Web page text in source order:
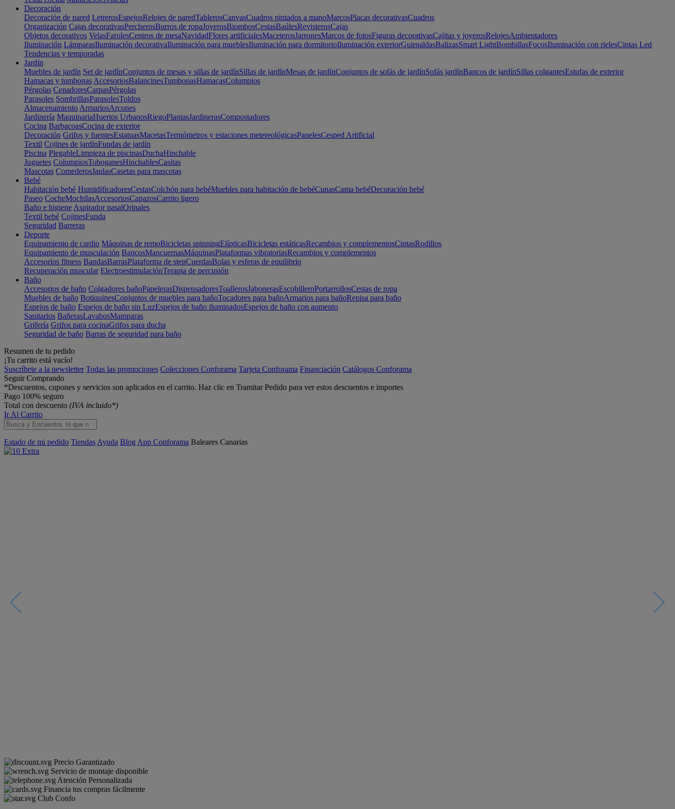
Decoración
Decoración de pared LetrerosEspejosRelojes de paredTablerosCanvasCuadros pintados a manoMarcosPlacas decorativasCuadros
Organización Cajas decorativasPercherosBurros de ropaJoyerosBiombosCestasBaúlesRevisterosCajas
Objetos decorativos VelasFarolesCentros de mesaNavidadFlores artificialesMaceterosJarronesMarcos de fotosFiguras decorativasCajitas y joyerosRelojesAmbientadores
Iluminación LámparasIluminación decorativaIluminación para mueblesIluminación para dormitorioIluminación exteriorGuirnaldasBalizasSmart LightBombillasFocosIluminación con rielesCintas Led
Tendencias y temporadas
Jardín
Muebles de jardín Set de jardínConjuntos de mesas y sillas de jardínSillas de jardínMesas de jardínConjuntos de sofás de jardínSofás jardínBancos de jardínSillas colgantesEstufas de exterior
Hamacas y tumbonas AccesoriosBalancinesTumbonasHamacasColumpios
Pérgolas CenadoresCarpasPérgolas
Parasoles SombrillasParasolesToldos
Almacenamiento ArmariosArcones
Jardinería MaquinariaHuertos UrbanosRiegoPlantasJardinerasCompostadores
Cocina BarbacoasCocina de exterior
Decoración Grifos y fuentesEstatuasMacetasTermómetros y estaciones metereológicasPanelesCesped Artificial
Textil Cojines de jardínFundas de jardín
Piscina PlegableLimpieza de piscinasDuchaHinchable
Juguetes ColumpiosToboganesHinchablesCasitas
Mascotas ComederosJaulasCasetas para mascotas
Bebé
Habitación bebé HumidificadoresCestasColchón para bebéMuebles para habitación de bebéCunasCama bebéDecoración bebé
Paseo CocheMochilasAccesoriosCapazosCarrito ligero
Baño e higiene Aspirador nasalOrinales
Textil bebé CojinesFunda
Seguridad Barreras
Deporte
Equipamiento de cardio Máquinas de remoBicicletas spinningElípticasBicicletas estáticasRecambios y complementosCintasRodillos
Equipamiento de musculación BancosMancuernasMáquinasPlataformas vibratoriasRecambios y complementos
Accesorios fitness BandasBarrasPlataforma de stepCuerdasBolas y esferas de equilibrio
Recuperación muscular ElectroestimulaciónTerapia de percusión
Baño
Accesorios de baño Colgadores bañoPapelerasDispensadoresToallerosJabonerasEscobilleroPortarrollosCestas de ropa
Muebles de baño BotiquinesConjuntos de muebles para bañoTocadores para bañoArmarios para bañoRepisa para baño
Espejos de baño Espejos de baño sin LuzEspejos de baño iluminadosEspejos de baño con aumento
Sanitarios BañerasLavabosMamparas
Grifería Grifos para cocinaGrifos para ducha
Seguridad de baño Barras de seguridad para baño
Resumen de tu pedido
¡Tu carrito está vacío!
Suscríbete a la newsletter Todas las promociones Colecciones Conforama Tarjeta Conforama Financiación Catálogos Conforama
Seguir Comprando
*Descuentos, cupones y servicios son aplicados en el carrito. Haz clic en Tramitar Pedido para ver estos descuentos e importes
Pago 100% seguro
Total con descuento (IVA incluido*)
Ir Al Carrito
Estado de mi pedido Tiendas Ayuda Blog App Conforama Baleares Canarias
Precio Garantizado
Servicio de montaje disponible
Atención Personalizada
Financia tus compras fácilmente
Club Confo